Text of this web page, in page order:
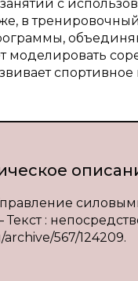
с
в
моделировать
Текст :
567/124209.